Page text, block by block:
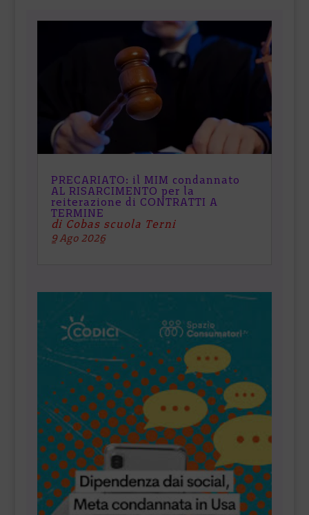
PRECARIATO: il MIM condannato
AL RISARCIMENTO per la
reiterazione di CONTRATTI A
TERMINE
di Cobas scuola Terni
9 Ago 2026